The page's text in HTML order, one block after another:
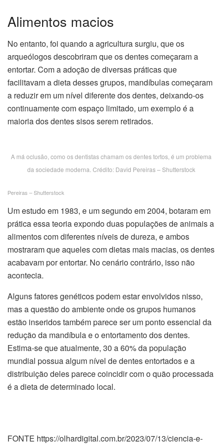
Alimentos macios
No entanto, foi quando a agricultura surgiu, que os
arqueólogos descobriram que os dentes começaram a
entortar. Com a adoção de diversas práticas que
facilitavam a dieta desses grupos, mandíbulas começaram
a reduzir em um nível diferente dos dentes, deixando-os
continuamente com espaço limitado, um exemplo é a
maioria dos dentes sisos serem retirados.
A má oclusão, como os dentistas chamam os dentes tortos, é um problema
da sociedade moderna. Crédito: David Pereiras – Shutterstock
Pereiras – Shutterstock
Um estudo em 1983, e um segundo em 2004, botaram em
prática essa teoria expondo duas populações de animais a
alimentos com diferentes níveis de dureza, e ambos
mostraram que aqueles com dietas mais macias, os dentes
acabavam por entortar. No cenário contrário, isso não
acontecia.
Alguns fatores genéticos podem estar envolvidos nisso,
mas a questão do ambiente onde os grupos humanos
estão inseridos também parece ser um ponto essencial da
redução da mandíbula e o entortamento dos dentes.
Estima-se que atualmente, 30 a 60% da população
mundial possua algum nível de dentes entortados e a
distribuição deles parece coincidir com o quão processada
é a dieta de determinado local.
FONTE https://olhardigital.com.br/2023/07/13/ciencia-e-